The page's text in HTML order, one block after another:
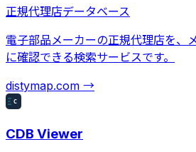
正規代理店データベース
電子部品メーカーの正規代理店を、
に確認できる検索サービスです。
distymap.com →
CDB Viewer